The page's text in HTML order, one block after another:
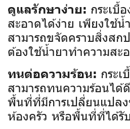
ดูแลรักษาง่าย: กระเบื้
สะอาดได้ง่าย เพียงใช้น้
สามารถขจัดคราบสิ่งสก
ต้องใช้น้ำยาทำความสะ
ทนต่อความร้อน: กระเ
สามารถทนความร้อนได้
พื้นที่ที่มีการเปลี่ยนแปล
ห้องครัว หรือพื้นที่ที่ได้รั